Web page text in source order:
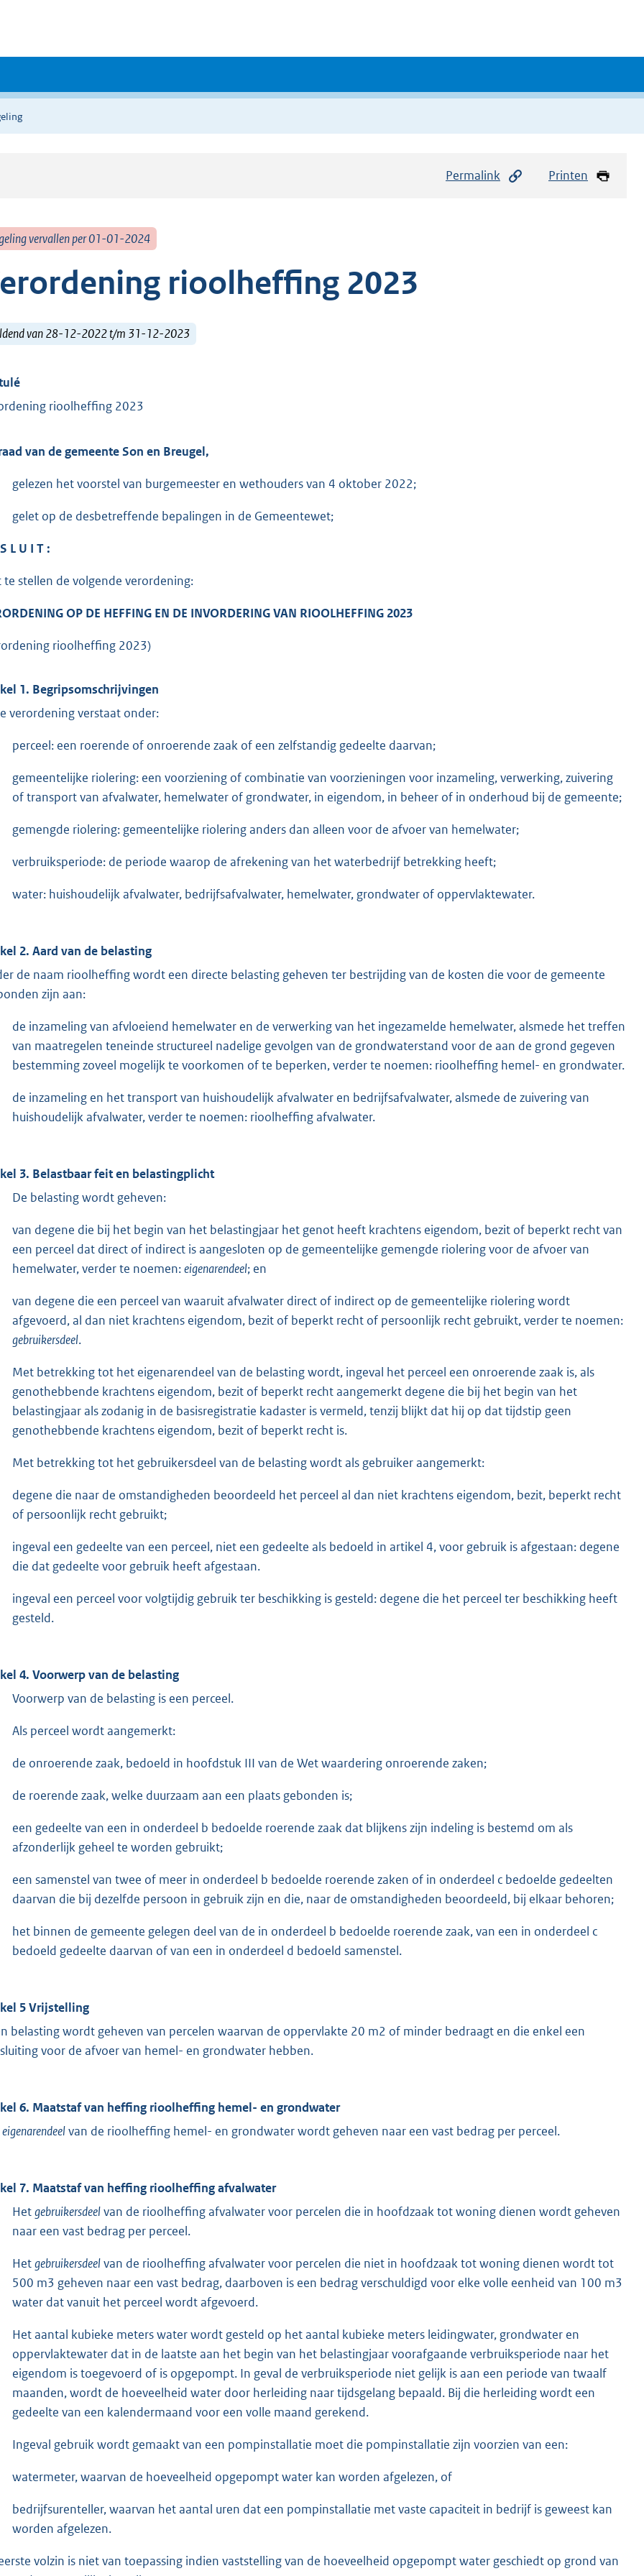
Permalink Printen
vervallen per 01-01-2024
rioolheffing 2023
van 28-12-2022 t/m 31-12-2023
rioolheffing 2023
van de gemeente Son en Breugel,
gelezen het voorstel van burgemeester en wethouders van 4 oktober 2022;
gelet op de desbetreffende bepalingen in de Gemeentewet;
L U I T :
te stellen de volgende verordening:
OP DE HEFFING EN DE INVORDERING VAN RIOOLHEFFING 2023
rioolheffing 2023)
1. Begripsomschrijvingen
verordening verstaat onder:
perceel: een roerende of onroerende zaak of een zelfstandig gedeelte daarvan;
gemeentelijke riolering: een voorziening of combinatie van voorzieningen voor inzameling, verwerking, zuivering
of transport van afvalwater, hemelwater of grondwater, in eigendom, in beheer of in onderhoud bij de gemeente;
gemengde riolering: gemeentelijke riolering anders dan alleen voor de afvoer van hemelwater;
verbruiksperiode: de periode waarop de afrekening van het waterbedrijf betrekking heeft;
water: huishoudelijk afvalwater, bedrijfsafvalwater, hemelwater, grondwater of oppervlaktewater.
2. Aard van de belasting
de naam rioolheffing wordt een directe belasting geheven ter bestrijding van de kosten die voor de gemeente
zijn aan:
de inzameling van afvloeiend hemelwater en de verwerking van het ingezamelde hemelwater, alsmede het treffen
van maatregelen teneinde structureel nadelige gevolgen van de grondwaterstand voor de aan de grond gegeven
bestemming zoveel mogelijk te voorkomen of te beperken, verder te noemen: rioolheffing hemel- en grondwater.
de inzameling en het transport van huishoudelijk afvalwater en bedrijfsafvalwater, alsmede de zuivering van
huishoudelijk afvalwater, verder te noemen: rioolheffing afvalwater.
3. Belastbaar feit en belastingplicht
De belasting wordt geheven:
van degene die bij het begin van het belastingjaar het genot heeft krachtens eigendom, bezit of beperkt recht van
een perceel dat direct of indirect is aangesloten op de gemeentelijke gemengde riolering voor de afvoer van
hemelwater, verder te noemen:eigenarendeel; en
van degene die een perceel van waaruit afvalwater direct of indirect op de gemeentelijke riolering wordt
afgevoerd, al dan niet krachtens eigendom, bezit of beperkt recht of persoonlijk recht gebruikt, verder te noemen:
gebruikersdeel.
Met betrekking tot het eigenarendeel van de belasting wordt, ingeval het perceel een onroerende zaak is, als
genothebbende krachtens eigendom, bezit of beperkt recht aangemerkt degene die bij het begin van het
belastingjaar als zodanig in de basisregistratie kadaster is vermeld, tenzij blijkt dat hij op dat tijdstip geen
genothebbende krachtens eigendom, bezit of beperkt recht is.
Met betrekking tot het gebruikersdeel van de belasting wordt als gebruiker aangemerkt:
degene die naar de omstandigheden beoordeeld het perceel al dan niet krachtens eigendom, bezit, beperkt recht
of persoonlijk recht gebruikt;
ingeval een gedeelte van een perceel, niet een gedeelte als bedoeld in artikel 4, voor gebruik is afgestaan: degene
die dat gedeelte voor gebruik heeft afgestaan.
ingeval een perceel voor volgtijdig gebruik ter beschikking is gesteld: degene die het perceel ter beschikking heeft
gesteld.
4. Voorwerp van de belasting
Voorwerp van de belasting is een perceel.
Als perceel wordt aangemerkt:
de onroerende zaak, bedoeld in hoofdstuk III van de Wet waardering onroerende zaken;
de roerende zaak, welke duurzaam aan een plaats gebonden is;
een gedeelte van een in onderdeel b bedoelde roerende zaak dat blijkens zijn indeling is bestemd om als
afzonderlijk geheel te worden gebruikt;
een samenstel van twee of meer in onderdeel b bedoelde roerende zaken of in onderdeel c bedoelde gedeelten
daarvan die bij dezelfde persoon in gebruik zijn en die, naar de omstandigheden beoordeeld, bij elkaar behoren;
het binnen de gemeente gelegen deel van de in onderdeel b bedoelde roerende zaak, van een in onderdeel c
bedoeld gedeelte daarvan of van een in onderdeel d bedoeld samenstel.
5 Vrijstelling
belasting wordt geheven van percelen waarvan de oppervlakte 20 m2 of minder bedraagt en die enkel een
voor de afvoer van hemel- en grondwater hebben.
6. Maatstaf van heffing rioolheffing hemel- en grondwater
eigenarendeelvan de rioolheffing hemel- en grondwater wordt geheven naar een vast bedrag per perceel.
7. Maatstaf van heffing rioolheffing afvalwater
Hetgebruikersdeelvan de rioolheffing afvalwater voor percelen die in hoofdzaak tot woning dienen wordt geheven
naar een vast bedrag per perceel.
Hetgebruikersdeelvan de rioolheffing afvalwater voor percelen die niet in hoofdzaak tot woning dienen wordt tot
500 m3 geheven naar een vast bedrag, daarboven is een bedrag verschuldigd voor elke volle eenheid van 100 m3
water dat vanuit het perceel wordt afgevoerd.
Het aantal kubieke meters water wordt gesteld op het aantal kubieke meters leidingwater, grondwater en
oppervlaktewater dat in de laatste aan het begin van het belastingjaar voorafgaande verbruiksperiode naar het
eigendom is toegevoerd of is opgepompt. In geval de verbruiksperiode niet gelijk is aan een periode van twaalf
maanden, wordt de hoeveelheid water door herleiding naar tijdsgelang bepaald. Bij die herleiding wordt een
gedeelte van een kalendermaand voor een volle maand gerekend.
Ingeval gebruik wordt gemaakt van een pompinstallatie moet die pompinstallatie zijn voorzien van een:
watermeter, waarvan de hoeveelheid opgepompt water kan worden afgelezen, of
bedrijfsurenteller, waarvan het aantal uren dat een pompinstallatie met vaste capaciteit in bedrijf is geweest kan
worden afgelezen.
volzin is niet van toepassing indien vaststelling van de hoeveelheid opgepompt water geschiedt op grond van